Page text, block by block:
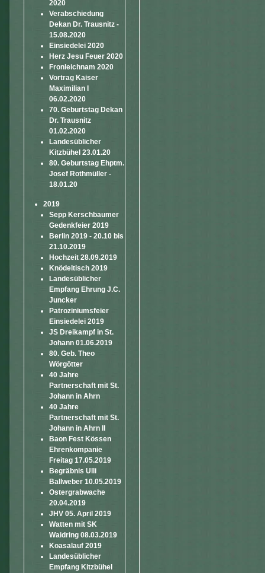
2020
Verabschiedung
Dekan Dr. Trausnitz -
15.08.2020
Einsiedelei 2020
Herz Jesu Feuer 2020
Fronleichnam 2020
Vortrag Kaiser
Maximilian I
06.02.2020
70. Geburtstag Dekan
Dr. Trausnitz
01.02.2020
Landesüblicher
Kitzbühel 23.01.20
80. Geburtstag Ehptm.
Josef Rothmüller -
18.01.20
2019
Sepp Kerschbaumer
Gedenkfeier 2019
Berlin 2019 - 20.10 bis
21.10.2019
Hochzeit 28.09.2019
Knödeltisch 2019
Landesüblicher
Empfang Ehrung J.C.
Juncker
Patroziniumsfeier
Einsiedelei 2019
JS Dreikampf in St.
Johann 01.06.2019
80. Geb. Theo
Wörgötter
40 Jahre
Partnerschaft mit St.
Johann in Ahrn
40 Jahre
Partnerschaft mit St.
Johann in Ahrn II
Baon Fest Kössen
Ehrenkompanie
Freitag 17.05.2019
Begräbnis Ulli
Ballweber 10.05.2019
Ostergrabwache
20.04.2019
JHV 05. April 2019
Watten mit SK
Waidring 08.03.2019
Koasalauf 2019
Landesüblicher
Empfang Kitzbühel